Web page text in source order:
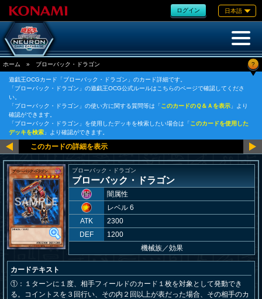
ログイン 日本語
ホーム » ブローバック・ドラゴン ?
遊戯王OCGカード「ブローバック・ドラゴン」のカード詳細です。
「ブローバック・ドラゴン」の遊戯王OCG公式ルールはこちらのページで確認してくださ
い。
「ブローバック・ドラゴン」の使い方に関する質問等は「このカードのＱ＆Ａを表示 」より
確認ができます。
「ブローバック・ドラゴン」を使用したデッキを検索したい場合は「このカードを使用した
デッキを検索 」より確認ができます。
ブローバック・ドラゴン
ブローバック・ドラゴン
闇属性
レベル 6
ATK
2300
DEF
1200
機械族／効果
カードテキスト
①：１ターンに１度、相手フィールドのカード１枚を対象として発動でき
る。コイントスを３回行い、その内２回以上が表だった場合、その相手のカ